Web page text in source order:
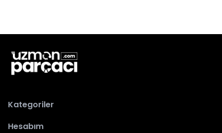
Kategoriler
Hesabım